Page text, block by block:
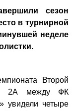
сезон
в турнирной
неделе
Второй
2А между ФК
увидели четыре